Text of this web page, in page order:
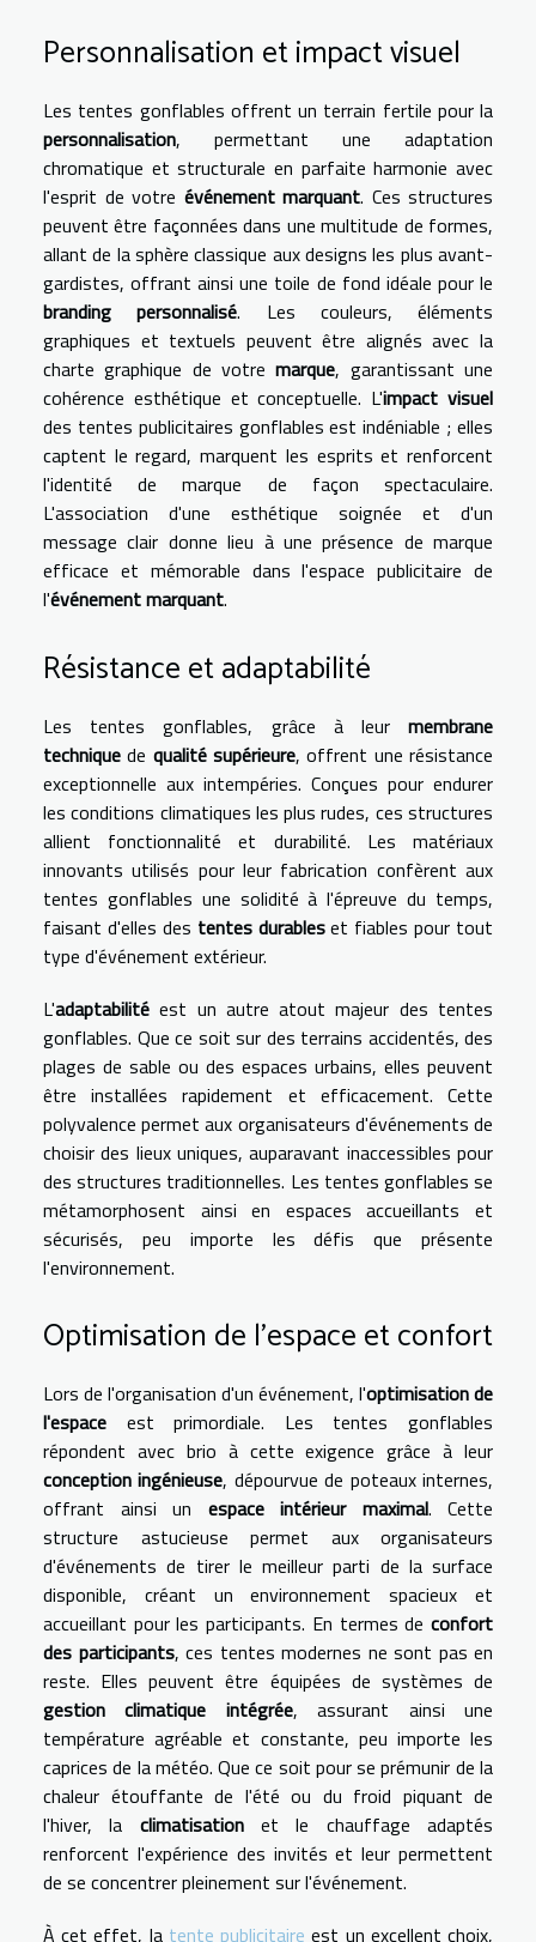
Personnalisation et impact visuel
Les tentes gonflables offrent un terrain fertile pour la
personnalisation, permettant une adaptation
chromatique et structurale en parfaite harmonie avec
l'esprit de votre événement marquant. Ces structures
peuvent être façonnées dans une multitude de formes,
allant de la sphère classique aux designs les plus avant-
gardistes, offrant ainsi une toile de fond idéale pour le
branding personnalisé. Les couleurs, éléments
graphiques et textuels peuvent être alignés avec la
charte graphique de votremarque, garantissant une
cohérence esthétique et conceptuelle. L'impact visuel
des tentes publicitaires gonflables est indéniable ; elles
captent le regard, marquent les esprits et renforcent
l'identité de marque de façon spectaculaire.
L'association d'une esthétique soignée et d'un
message clair donne lieu à une présence de marque
efficace et mémorable dans l'espace publicitaire de
l'événement marquant.
Résistance et adaptabilité
Les tentes gonflables, grâce à leur membrane
technique de qualité supérieure, offrent une résistance
exceptionnelle aux intempéries. Conçues pour endurer
les conditions climatiques les plus rudes, ces structures
allient fonctionnalité et durabilité. Les matériaux
innovants utilisés pour leur fabrication confèrent aux
tentes gonflables une solidité à l'épreuve du temps,
faisant d'elles des tentes durableset fiables pour tout
type d'événement extérieur.
L'adaptabilité est un autre atout majeur des tentes
gonflables. Que ce soit sur des terrains accidentés, des
plages de sable ou des espaces urbains, elles peuvent
être installées rapidement et efficacement. Cette
polyvalence permet aux organisateurs d'événements de
choisir des lieux uniques, auparavant inaccessibles pour
des structures traditionnelles. Les tentes gonflables se
métamorphosent ainsi en espaces accueillants et
sécurisés, peu importe les défis que présente
l'environnement.
Optimisation de l'espace et confort
Lors de l'organisation d'un événement, l'optimisation de
l'espace est primordiale. Les tentes gonflables
répondent avec brio à cette exigence grâce à leur
conception ingénieuse, dépourvue de poteaux internes,
offrant ainsi un espace intérieur maximal. Cette
structure astucieuse permet aux organisateurs
d'événements de tirer le meilleur parti de la surface
disponible, créant un environnement spacieux et
accueillant pour les participants. En termes de confort
des participants, ces tentes modernes ne sont pas en
reste. Elles peuvent être équipées de systèmes de
gestion climatique intégrée, assurant ainsi une
température agréable et constante, peu importe les
caprices de la météo. Que ce soit pour se prémunir de la
chaleur étouffante de l'été ou du froid piquant de
l'hiver, la climatisationet le chauffage adaptés
renforcent l'expérience des invités et leur permettent
de se concentrer pleinement sur l'événement.
À cet effet, la tente publicitaire est un excellent choix,